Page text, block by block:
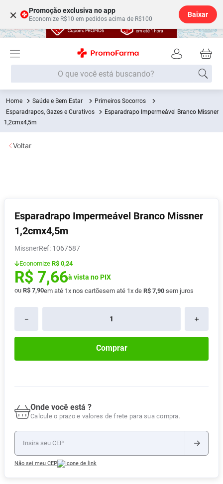
× Promoção exclusiva no app
Economize R$10 em pedidos acima de R$100
Baixar
O que você está buscando?
Saúde e Bem Estar
Primeiros Socorros
Esparadrapos, Gazes e Curativos
Esparadrapo Impermeável Branco Missner
1,2cmx4,5m
Esparadrapo Impermeável Branco Missner
1,2cmx4,5m
Missner : 1067587
Economize R$ 0,24
R$ 7,66à vista no PIX
ou R$ 7,90em até 1x nos cartõesem até 1x de R$ 7,90 sem juros
＋
－
Comprar
Onde você está ?
Calcule o prazo e valores de frete para sua compra.
Não sei meu CEP
Voltar
Termos mais buscados
1º
7º Shampoo
8º Absorvente
9º Pampers Confort Sec
10º Lavitan